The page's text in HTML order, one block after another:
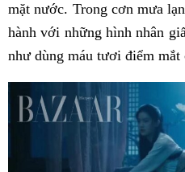
mặt nước. Trong cơn mưa
hành với những hình nhân
như dùng máu tươi điểm mắt